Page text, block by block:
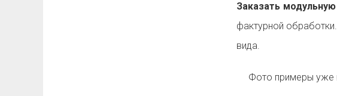
Заказать
фактурной
вида.
Фото примеры уже